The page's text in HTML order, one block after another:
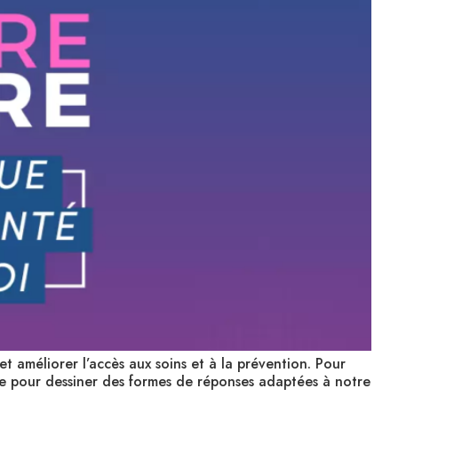
l’accès aux soins et à la prévention. Pour
dessiner des formes de réponses adaptées à notre